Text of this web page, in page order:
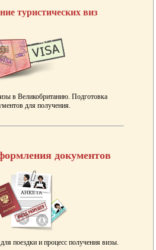
туристических виз
в Великобританию. Подготовка
для получения.
документов
поездки и процесс получения визы.